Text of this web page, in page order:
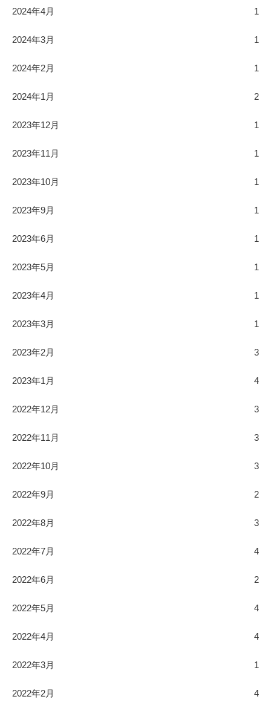
2024年4月 1
2024年3月 1
2024年2月 1
2024年1月 2
2023年12月 1
2023年11月 1
2023年10月 1
2023年9月 1
2023年6月 1
2023年5月 1
2023年4月 1
2023年3月 1
2023年2月 3
2023年1月 4
2022年12月 3
2022年11月 3
2022年10月 3
2022年9月 2
2022年8月 3
2022年7月 4
2022年6月 2
2022年5月 4
2022年4月 4
2022年3月 1
2022年2月 4